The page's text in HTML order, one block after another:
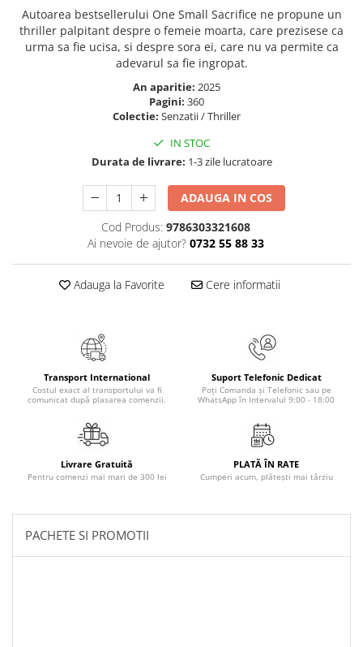
Elevi de 10 plus
Lecturi Scolare
Ma pregatesc pentru scoala
Manuale - Carte Scolara
Clasa a VIII-a
Povesti ilustrate
Povesti - Basme - Legende
Realitatea Augmentata
Religie pentru copii
ScienceConnection
Autoarea bestsellerului One Small Sacrifice ne propune un
thriller palpitant despre o femeie moarta, care prezisese ca
urma sa fie ucisa, si despre sora ei, care nu va permite ca
adevarul sa fie ingropat.
An aparitie: 2025
Pagini: 360
Colectie: Senzatii / Thriller
IN STOC
Durata de livrare: 1-3 zile lucratoare
ADAUGA IN COS
Cod Produs: 9786303321608
Ai nevoie de ajutor? 0732 55 88 33
Adauga la Favorite Cere informatii
Transport International
Costul exact al transportului va fi
comunicat după plasarea comenzii.
Suport Telefonic Dedicat
Poți Comanda și Telefonic sau pe
WhatsApp în Intervalul 9:00 - 18:00
Livrare Gratuită
Pentru comenzi mai mari de 300 lei
PLATĂ ÎN RATE
Cumperi acum, plătești mai târziu
PACHETE SI PROMOTII